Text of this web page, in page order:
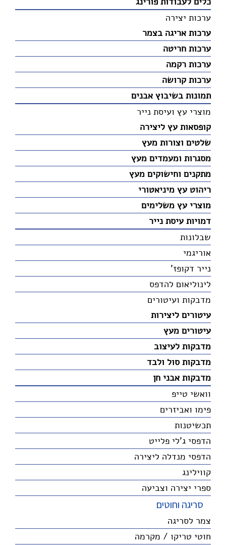
ערכות יצירה
ערכות אריגה בצמר
ערכות חריטה
ערכות רקמה
ערכות קרושה
תמונות בשיבוץ אבנים
מוצרי עץ ועיסת נייר
קופסאות עץ ליצירה
שלטים וצורות מעץ
מסגרות ומעמדים מעץ
מתקנים וחישוקים מעץ
ריהוט עץ מיניאטורי
מוצרי עץ משלימים
דמויות עיסת נייר
שבלונות
אוריגמי
נייר דקופז'
לינוליאום להדפס
מדבקות ועיטורים
עיטורים ליצירות
עיטורים מעץ
מדבקות לעיצוב
מדבקות סול ולבד
מדבקות אבני חן
וואשי טייפ
פימו ואביזרים
תכשיטנות
הדפסי ג'לי פלייט
הדפסי מנדלה ליצירה
קווילינג
ספרי יצירה וצביעה
סריגה וחוטים
צמר לסריגה
חוטי טריקו / מקרמה